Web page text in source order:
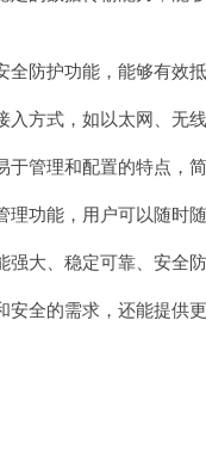
防护功能，能够有效抵
方式，如以太网、无线
理和配置的特点，简
能，用户可以随时随
、稳定可靠、安全防
的需求，还能提供更